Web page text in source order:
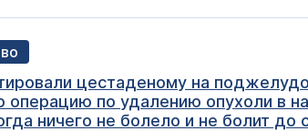
цестаденому на
операцию по удалению опухоли в
ничего не болело и не болит до